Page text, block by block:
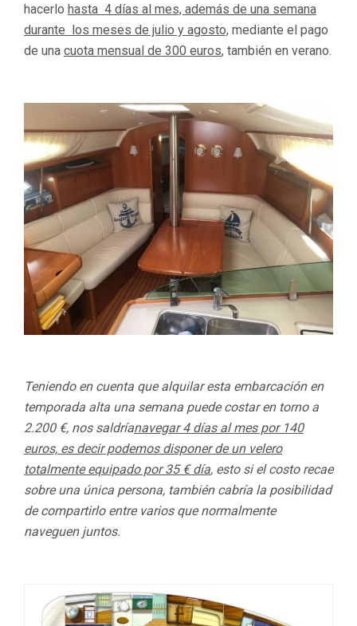
hacerlo hasta 4 días al mes, además de una semana
durante los meses de julio y agosto, mediante el pago
de una cuota mensual de 300 euros, también en verano.
Teniendo en cuenta que alquilar esta embarcación en
temporada alta una semana puede costar en torno a
2.200 €, nos saldríanavegar 4 días al mes por 140
euros, es decir podemos disponer de un velero
totalmente equipado por 35 € día, esto si el costo recae
sobre una única persona, también cabría la posibilidad
de compartirlo entre varios que normalmente
naveguen juntos.